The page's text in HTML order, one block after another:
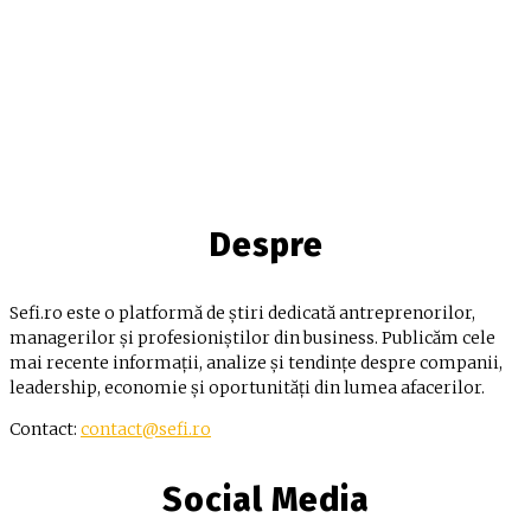
Despre
Sefi.ro este o platformă de știri dedicată antreprenorilor,
managerilor și profesioniștilor din business. Publicăm cele
mai recente informații, analize și tendințe despre companii,
leadership, economie și oportunități din lumea afacerilor.
Contact: contact@sefi.ro
Social Media